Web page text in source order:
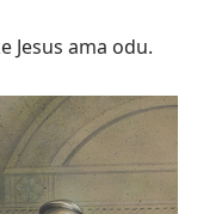
Jesus ama odu.